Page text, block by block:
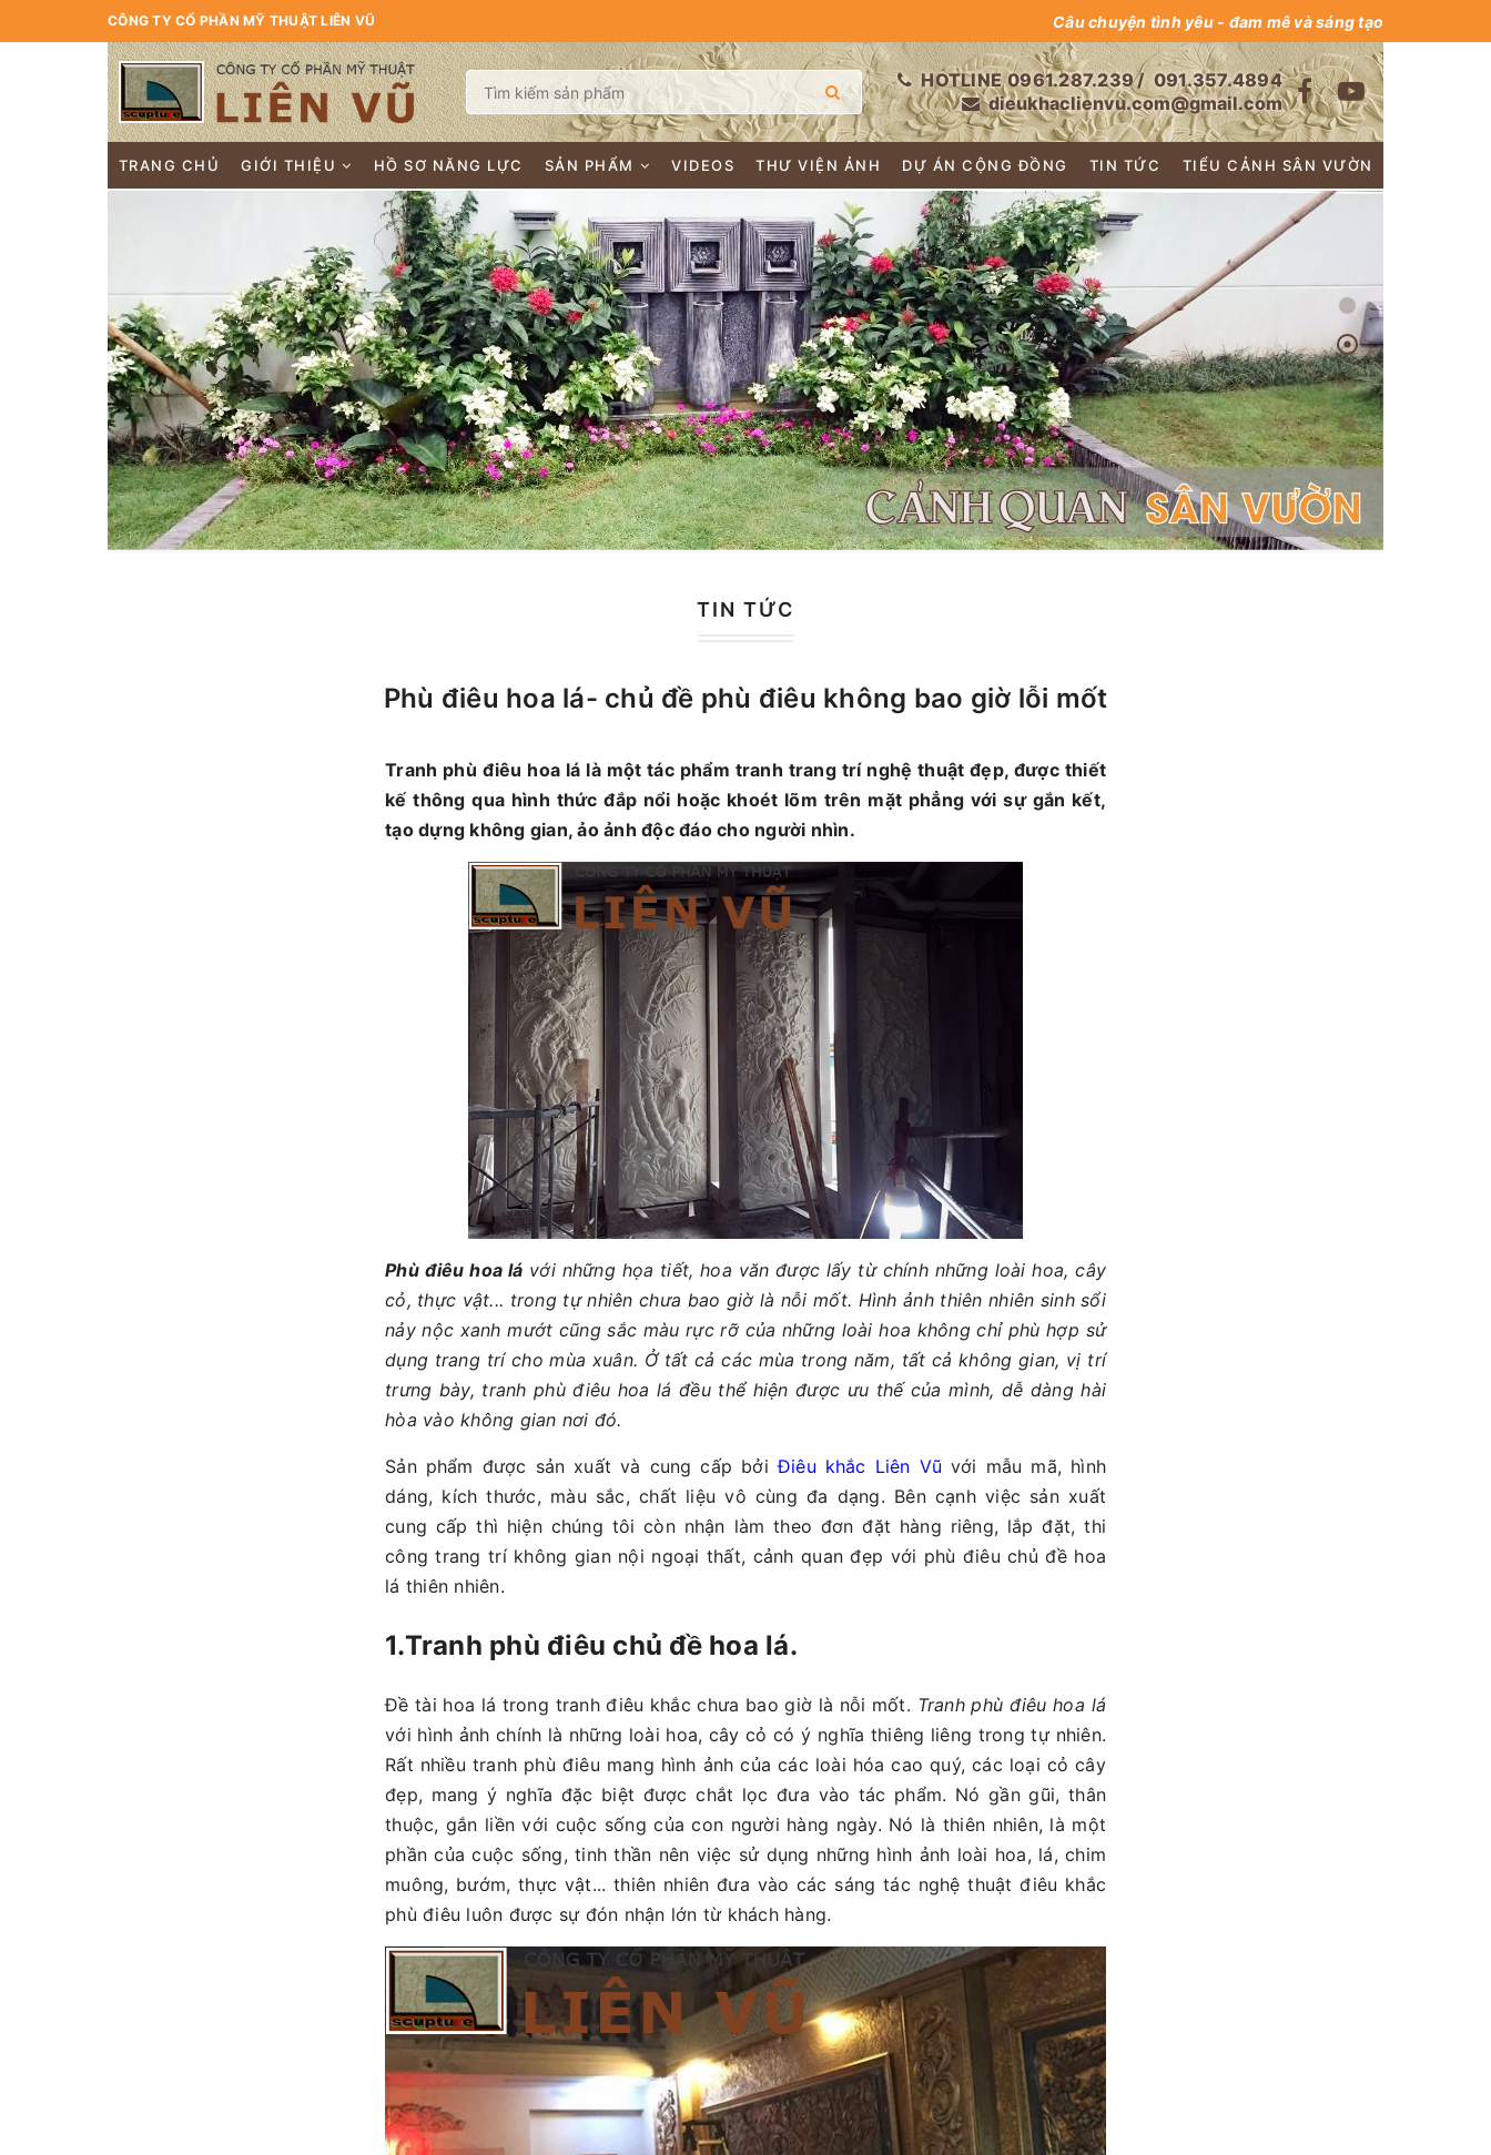
CÔNG TY CỔ PHẦN MỸ THUẬT LIÊN VŨ Câu chuyện tình yêu - đam mê và sáng tạo
HOTLINE 0961.287.239/ 091.357.4894
dieukhaclienvu.com@gmail.com
TRANG CHỦ GIỚI THIỆU HỒ SƠ NĂNG LỰC SẢN PHẨM VIDEOS THƯ VIỆN ẢNH DỰ ÁN CỘNG ĐỒNG TIN TỨC TIỂU CẢNH SÂN VƯỜN
TIN TỨC
Phù điêu hoa lá- chủ đề phù điêu không bao giờ lỗi mốt
Tranh phù điêu hoa lá là một tác phẩm tranh trang trí nghệ thuật đẹp, được thiết
kế thông qua hình thức đắp nổi hoặc khoét lõm trên mặt phẳng với sự gắn kết,
tạo dựng không gian, ảo ảnh độc đáo cho người nhìn.
Phù điêu hoa lá với những họa tiết, hoa văn được lấy từ chính những loài hoa, cây
cỏ, thực vật... trong tự nhiên chưa bao giờ là nỗi mốt. Hình ảnh thiên nhiên sinh sổi
nảy nộc xanh mướt cũng sắc màu rực rỡ của những loài hoa không chỉ phù hợp sử
dụng trang trí cho mùa xuân. Ở tất cả các mùa trong năm, tất cả không gian, vị trí
trưng bày, tranh phù điêu hoa lá đều thể hiện được ưu thế của mình, dễ dàng hài
hòa vào không gian nơi đó.
Sản phẩm được sản xuất và cung cấp bởiĐiêu khắc Liên Vũ với mẫu mã, hình
dáng, kích thước, màu sắc, chất liệu vô cùng đa dạng. Bên cạnh việc sản xuất
cung cấp thì hiện chúng tôi còn nhận làm theo đơn đặt hàng riêng, lắp đặt, thi
công trang trí không gian nội ngoại thất, cảnh quan đẹp với phù điêu chủ đề hoa
lá thiên nhiên.
1.Tranh phù điêu chủ đề hoa lá.
Đề tài hoa lá trong tranh điêu khắc chưa bao giờ là nỗi mốt. Tranh phù điêu hoa lá
với hình ảnh chính là những loài hoa, cây cỏ có ý nghĩa thiêng liêng trong tự nhiên.
Rất nhiều tranh phù điêu mang hình ảnh của các loài hóa cao quý, các loại cỏ cây
đẹp, mang ý nghĩa đặc biệt được chắt lọc đưa vào tác phẩm. Nó gần gũi, thân
thuộc, gắn liền với cuộc sống của con người hàng ngày. Nó là thiên nhiên, là một
phần của cuộc sống, tinh thần nên việc sử dụng những hình ảnh loài hoa, lá, chim
muông, bướm, thực vật... thiên nhiên đưa vào các sáng tác nghệ thuật điêu khắc
phù điêu luôn được sự đón nhận lớn từ khách hàng.